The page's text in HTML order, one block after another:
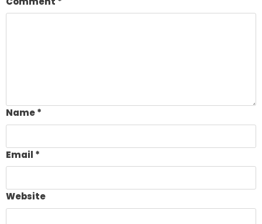
Name*
Email *
Website